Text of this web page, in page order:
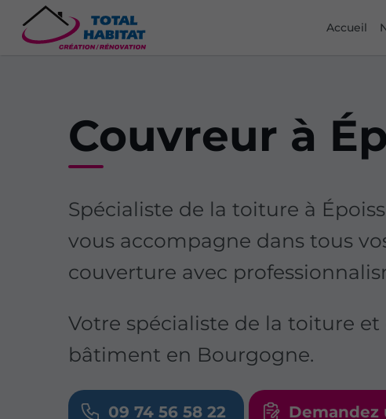
Accueil
Couvreur à
Spécialiste de la toiture à
vous accompagne dans tous
couverture avec
Votre spécialiste de la toiture
bâtiment en Bourgogne.
09 74 56 58 22 Demandez